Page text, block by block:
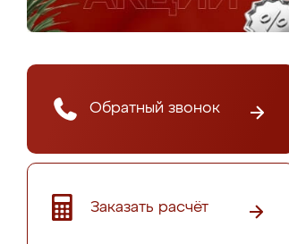
Обратный звонок
Заказать расчёт